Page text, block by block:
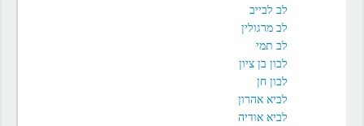
לב לבייב
לב מרגולין
לב תמי
לבון בן ציון
לבון חן
לביא אהרון
לביא אודיה